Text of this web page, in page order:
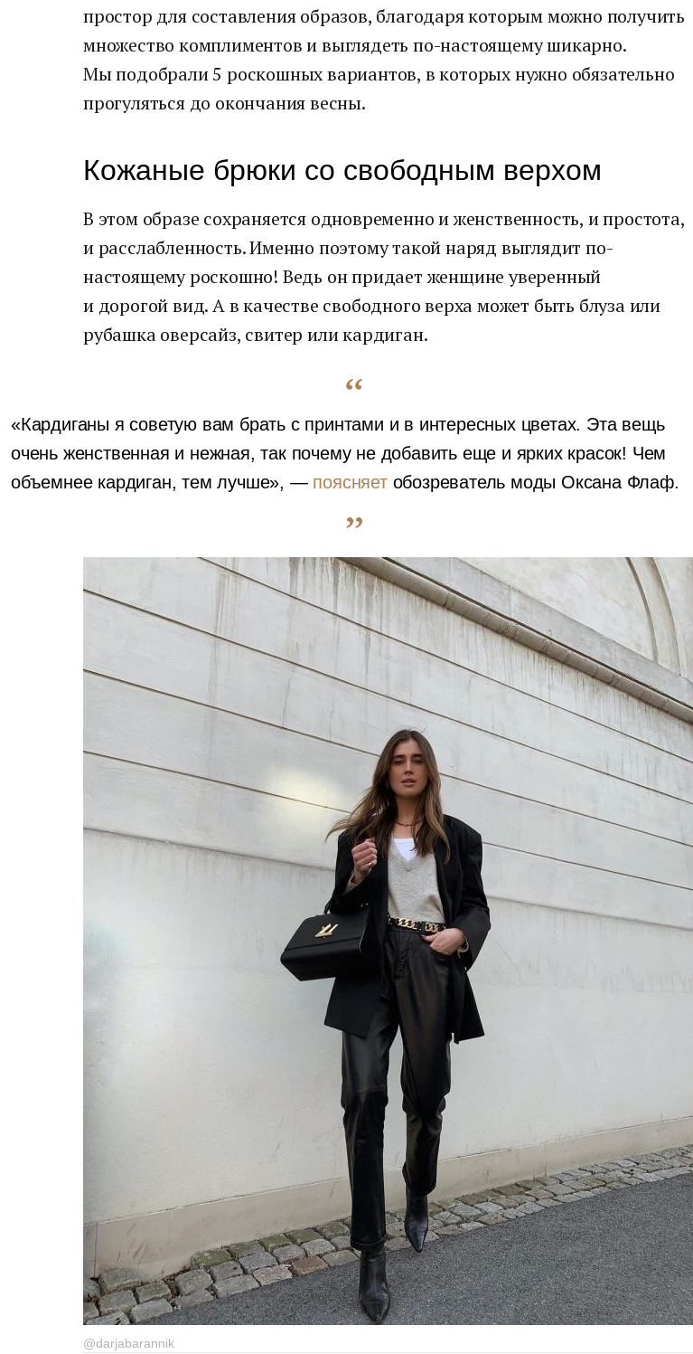
простор для составления образов, благодаря которым можно получить
множество комплиментов и выглядеть по-настоящему шикарно.
Мы подобрали 5 роскошных вариантов, в которых нужно обязательно
прогуляться до окончания весны.
Кожаные брюки со свободным верхом
В этом образе сохраняется одновременно и женственность, и простота,
и расслабленность. Именно поэтому такой наряд выглядит по-
настоящему роскошно! Ведь он придает женщине уверенный
и дорогой вид. А в качестве свободного верха может быть блуза или
рубашка оверсайз, свитер или кардиган.
«Кардиганы я советую вам брать с принтами и в интересных цветах. Эта вещь
очень женственная и нежная, так почему не добавить еще и ярких красок! Чем
объемнее кардиган, тем лучше», — поясняет обозреватель моды Оксана Флаф.
@darjabarannik